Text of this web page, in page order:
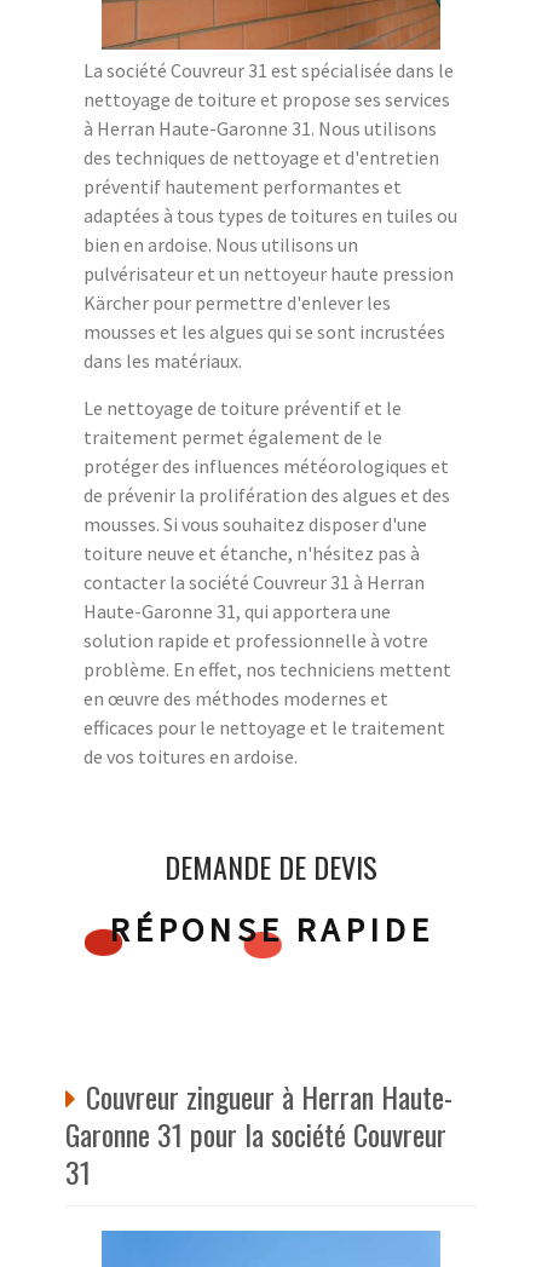
La société Couvreur 31 est spécialisée dans le
nettoyage de toiture et propose ses services
à Herran Haute-Garonne 31. Nous utilisons
des techniques de nettoyage et d'entretien
préventif hautement performantes et
adaptées à tous types de toitures en tuiles ou
bien en ardoise. Nous utilisons un
pulvérisateur et un nettoyeur haute pression
Kärcher pour permettre d'enlever les
mousses et les algues qui se sont incrustées
dans les matériaux.
Le nettoyage de toiture préventif et le
traitement permet également de le
protéger des influences météorologiques et
de prévenir la prolifération des algues et des
mousses. Si vous souhaitez disposer d'une
toiture neuve et étanche, n'hésitez pas à
contacter la société Couvreur 31 à Herran
Haute-Garonne 31, qui apportera une
solution rapide et professionnelle à votre
problème. En effet, nos techniciens mettent
en œuvre des méthodes modernes et
efficaces pour le nettoyage et le traitement
de vos toitures en ardoise.
DEMANDE DE DEVIS
RÉPONSE RAPIDE
Couvreur zingueur à Herran Haute-
Garonne 31 pour la société Couvreur
31